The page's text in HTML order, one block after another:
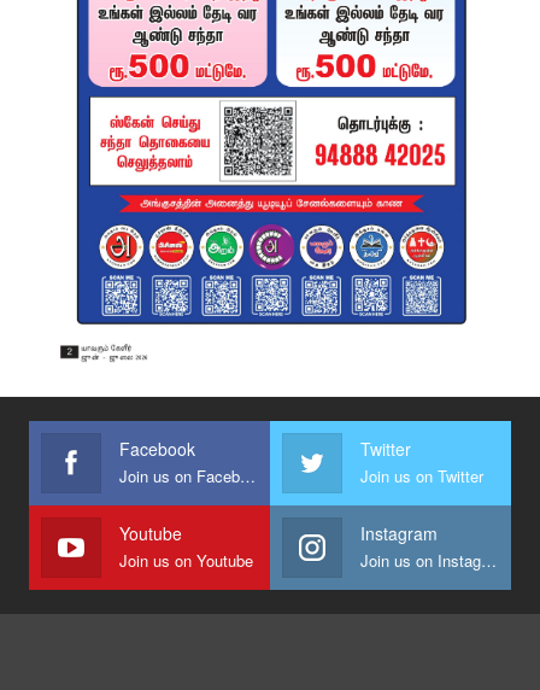
Facebook
Join us on Facebook
Twitter
Join us on Twitter
Youtube
Join us on Youtube
Instagram
Join us on Instagram